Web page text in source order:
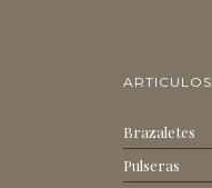
ARTICULOS
Brazaletes
Pulseras